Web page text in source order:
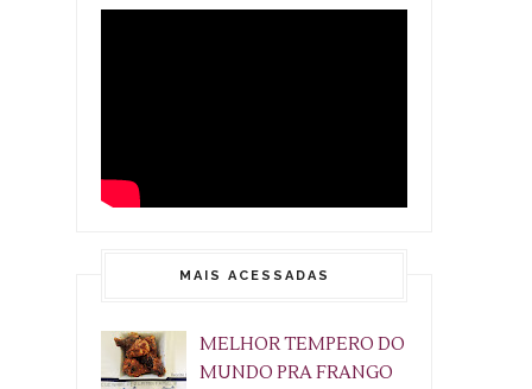
MAIS ACESSADAS
MELHOR TEMPERO DO
MUNDO PRA FRANGO